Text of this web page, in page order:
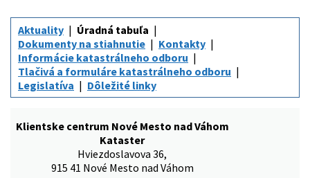
Aktuality
Úradná tabuľa
Dokumenty na stiahnutie
Kontakty
Informácie katastrálneho odboru
Tlačivá a formuláre katastrálneho odboru
Legislatíva
Dôležité linky
Klientske centrum Nové Mesto nad Váhom
Kataster
Hviezdoslavova 36,
915 41 Nové Mesto nad Váhom